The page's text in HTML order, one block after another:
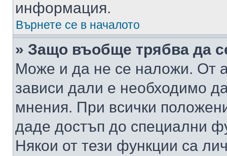
информация.
Върнете се в началото
» Защо въобще трябва да
Може и да не се наложи. От
зависи дали е необходимо
мнения. При всички
даде достъп до специални
Някои от тези функции са